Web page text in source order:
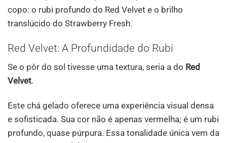
copo: o rubi profundo do Red Velvet e o brilho
translúcido do Strawberry Fresh.
Red Velvet: A Profundidade do Rubi
Se o pôr do sol tivesse uma textura, seria a do Red
Velvet.
Este chá gelado oferece uma experiência visual densa
e sofisticada. Sua cor não é apenas vermelha; é um rubi
profundo, quase púrpura. Essa tonalidade única vem da